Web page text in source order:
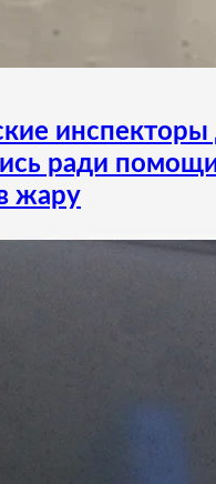
ради
жару